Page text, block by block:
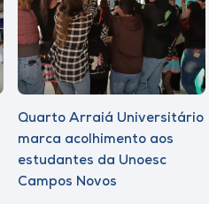
Quarto Arraiá Universitário
marca acolhimento aos
estudantes da Unoesc
Campos Novos